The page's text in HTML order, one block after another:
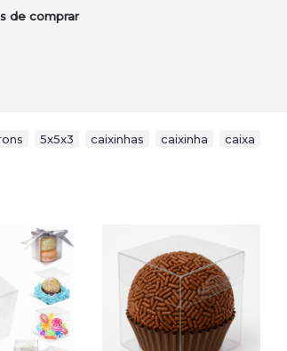
de comprar
5x5x3 caixinhas caixinha caixa